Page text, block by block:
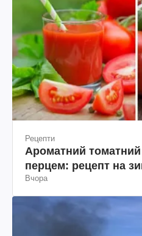
Рецепти
Ароматний томатний
перцем: рецепт на
Вчора